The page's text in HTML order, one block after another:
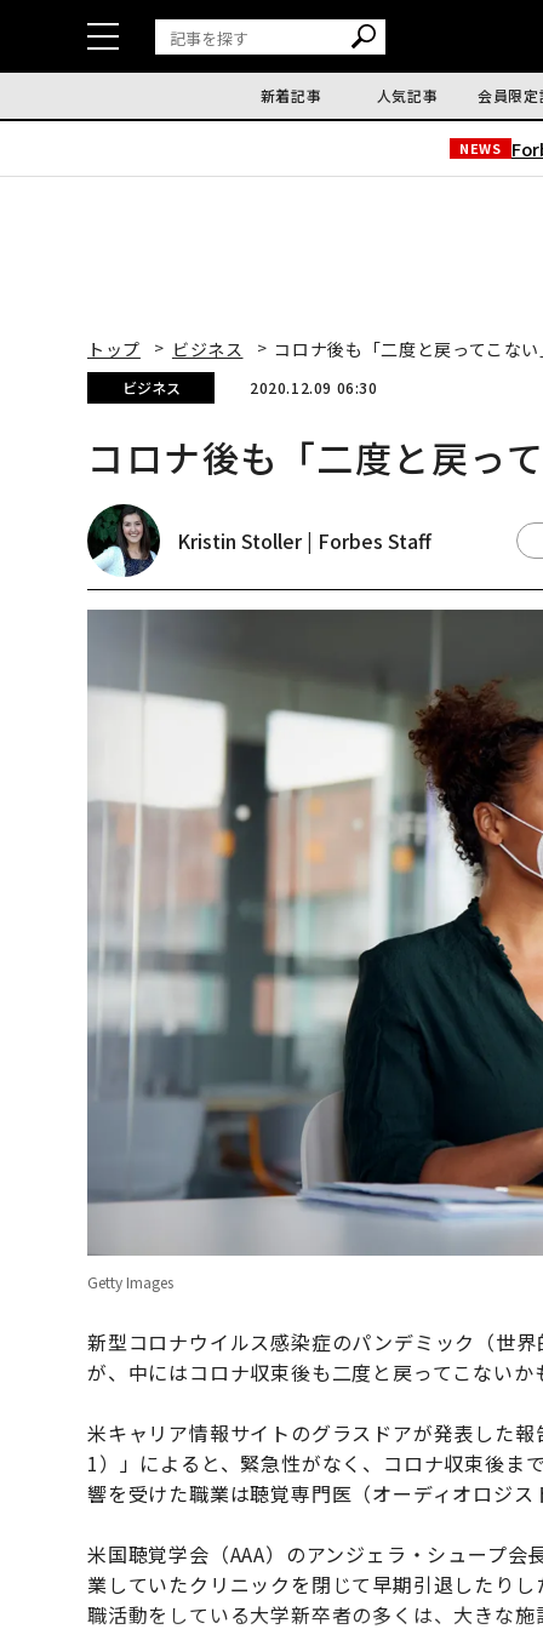
新着記事 人気記事 会員限定
NEWS
トップ ビジネス コロナ後も「二度と戻ってこな
ビジネス 2020.12.09 06:30
コロナ後も「二度と戻っ
Kristin Stoller | Forbes Staff
Getty Images
新型コロナウイルス感染症のパンデミック（世
が、中にはコロナ収束後も二度と戻ってこない
米キャリア情報サイトのグラスドアが発表し
1）」によると、緊急性がなく、コロナ収束後ま
響を受けた職業は聴覚専門医（オーディオロジ
米国聴覚学会（AAA）のアンジェラ・シュープ
業していたクリニックを閉じて早期引退したり
職活動をしている大学新卒者の多くは、大きな